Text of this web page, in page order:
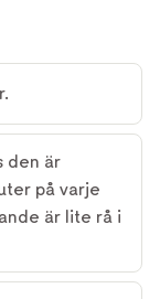
den är
på varje
är lite rå i